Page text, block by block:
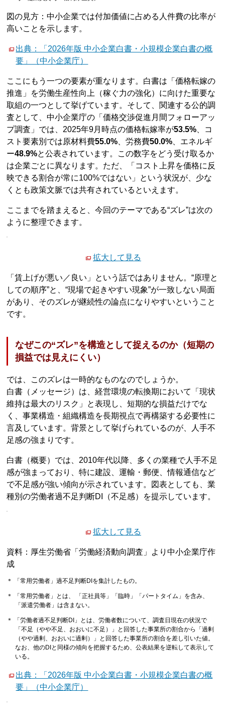
図の見方：中小企業では付加価値に占める人件費の比率が
高いことを示します。
出典：「2026年版 中小企業白書・小規模企業白書の概
要」（中小企業庁）
ここにもう一つの要素が重なります。白書は「価格転嫁の
推進」を労働生産性向上（稼ぐ力の強化）に向けた重要な
取組の一つとして挙げています。そして、関連する公的調
査として、中小企業庁の「価格交渉促進月間フォローアッ
プ調査」では、2025年9月時点の価格転嫁率が53.5% 、コ
スト要素別では原材料費55.0% 、労務費50.0% 、エネルギ
ー48.9%と公表されています。この数字をどう受け取るか
は企業ごとに異なります。ただ、「コスト上昇を価格に反
映できる割合が常に100%ではない」という状況が、少な
くとも政策文脈では共有されているといえます。
ここまでを踏まえると、今回のテーマである“ズレ”は次の
ように整理できます。
拡大して見る
「賃上げが悪い／良い」という話ではありません。“原理と
しての順序”と、“現場で起きやすい現象”が一致しない局面
があり、そのズレが継続性の論点になりやすいということ
です。
なぜこの“ズレ”を構造として捉えるのか（短期の
損益では見えにくい）
では、このズレは一時的なものなのでしょうか。
白書（メッセージ）は、経営環境の転換期において「現状
維持は最大のリスク」と表現し、短期的な損益だけでな
く、事業構造・組織構造を長期視点で再構築する必要性に
言及しています。背景として挙げられているのが、人手不
足感の強まりです。
白書（概要）では、2010年代以降、多くの業種で人手不足
感が強まっており、特に建設、運輸・郵便、情報通信など
で不足感が強い傾向が示されています。図表としても、業
種別の労働者過不足判断DI（不足感）を提示しています。
拡大して見る
資料：厚生労働省「労働経済動向調査」より中小企業庁作
成
＊ 「常用労働者」過不足判断DIを集計したもの。
＊ 「常用労働者」とは、 「正社員等」「臨時」「パートタイム」を含み、
「派遣労働者」は含まない。
＊ 「労働者過不足判断DI」とは、労働者数について、調査日現在の状況で
「不足（やや不足、おおいに不足）」と回答した事業所の割合から「過剰
（やや過剰、おおいに過剰）」と回答した事業所の割合を差し引いた値。
なお、他のDIと同様の傾向を把握するため、公表結果を逆転して表示して
いる。
出典：「2026年版 中小企業白書・小規模企業白書の概
要」（中小企業庁）